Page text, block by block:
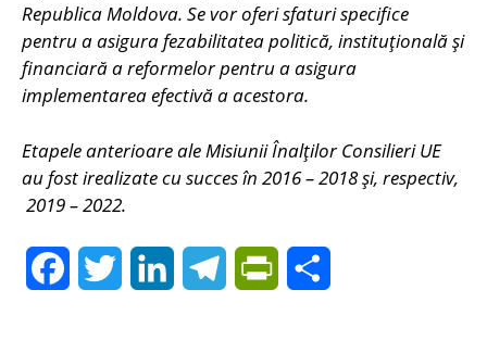
Republica Moldova. Se vor oferi sfaturi specifice
pentru a asigura fezabilitatea politică, instituțională și
financiară a reformelor pentru a asigura
implementarea efectivă a acestora.
Etapele anterioare ale Misiunii Înalților Consilieri UE
au fost irealizate cu succes în 2016 – 2018 și, respectiv,
2019 – 2022.
FacebookTwitter LinkedInTelegramPrintFriendly